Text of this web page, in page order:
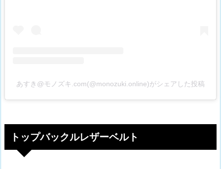
あすき@モノズキ.com(@monozuki.online)がシェアした投稿
トップバックルレザーベルト